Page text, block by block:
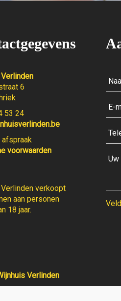
6
53 24
afspraak
voorwaarden
verkoopt
aan personen
18 jaar.
Verlinden